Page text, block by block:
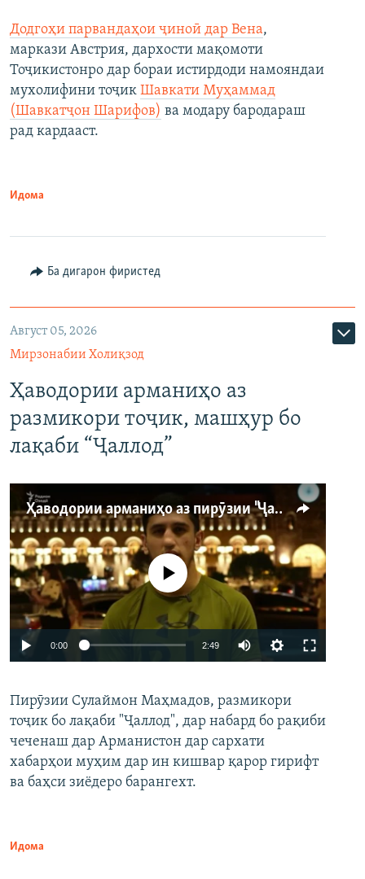
Додгоҳи парвандаҳои ҷиноӣ дар Вена,
маркази Австрия, дархости мақомоти
Тоҷикистонро дар бораи истирдоди намояндаи
мухолифини тоҷик Шавкати Муҳаммад
(Шавкатҷон Шарифов) ва модару бародараш
рад кардааст.
Идома
Ба дигарон фиристед
Август 05, 2026
Мирзонабии Холиқзод
Ҳаводории арманиҳо аз
размикори тоҷик, машҳур бо
лақаби “Ҷаллод”
Ҳаводории арманиҳо аз пирӯзии "Ҷаллод"-и тоҷик
Auto 240p 360p 480p
720p 1080p
Феълан кор намекунад
0:00 2:49
360p
480p
Пирӯзии Сулаймон Маҳмадов, размикори
тоҷик бо лақаби "Ҷаллод", дар набард бо рақиби
чеченаш дар Арманистон дар сархати
хабарҳои муҳим дар ин кишвар қарор гирифт
ва баҳси зиёдеро барангехт.
Идома